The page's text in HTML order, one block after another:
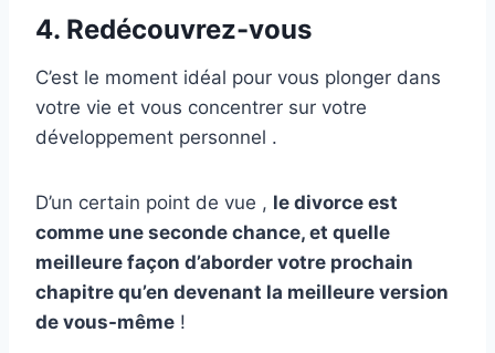
4. Redécouvrez-vous
C’est le moment idéal pour vous plonger dans
votre vie et vous concentrer sur votre
développement personnel .
D’un certain point de vue , le divorce est
comme une seconde chance, et quelle
meilleure façon d’aborder votre prochain
chapitre qu’en devenant la meilleure version
de vous-même !